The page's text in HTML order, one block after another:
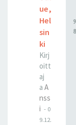
ue,
Hel
sin
ki
Kirj
oitt
aj
a A
nss
i - 0
9.12.